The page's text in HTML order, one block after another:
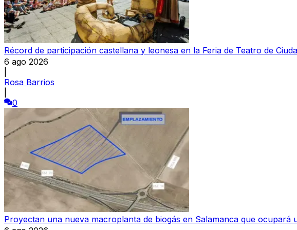
Récord de participación castellana y leonesa en la Feria de Teatro de
6 ago 2026
Rosa Barrios
0
Proyectan una nueva macroplanta de biogás en Salamanca que